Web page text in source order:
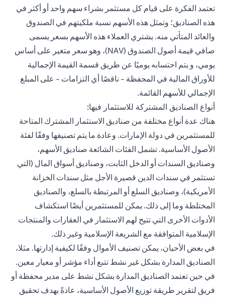
تعتمد الفكرة على قيام كل مستثمر بشراء سهم واحد أو أكثر في
هذه الصناديق؛ وتمثل هذه الأسهم نسبة ملكيتهم في الصندوق
والعائد المتأتي منه. يشتري العملاء هذه الأسهم بسعر يسمى
صافي قيمة أصول الصندوق (NAV)، وهو سعر متغير على أساس
يومي، و يتم احتسابه يوميًا عن طريق قسمة القيمة الإجمالية
للأوراق المالية في المحفظة - ناقصًا أي التزامات - على المبلغ
الإجمالي للأسهم القائمة.
أنواع الصناديق المشتركة للاستثمار فيها:
هناك عدة أنواع مختلفة من صناديق الاستثمار المشترك المتاحة
للمستثمرين في دولة الإمارات. وعادة ما يتم تصنيفها وفقًا لفئة
الأصول الأساسية. تشمل الفئات الشائعة صناديق الأسهم،
وصناديق السندات أو الدخل الثابت، وصناديق أسواق المال (التي
تستثمر في سندات الدين قصيرة الأجل مثل سندات الخزانة
الأمريكية)، وصناديق السلع أو المرتبطة بالسلع، والصناديق
المختلطة وما إلى ذلك. يمكن للمستثمرين أيضًا استكشاف
الأدوات الأخرى التي تتيح لهم الاستثمار في العقارات والمنتجات
الإسلامية المتوافقة مع الشريعة الإسلامية وغير ذلك.
في بعض الأحيان، يمكن تصنيف الأموال وفقًا لكيفية إدارتها. مثلا،
الصناديق المدارة بشكل غير نشط تتبع أداء مؤشر أو معيار معين.
في حين تعتمد الصناديق المدارة بشكل نشط على مدير محفظة أو
فريق لتقرير طريقة توزيع الأصول الأساسية، عادةً بهدف تحقيق